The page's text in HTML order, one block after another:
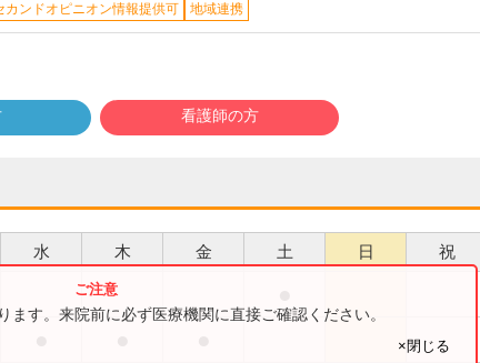
カンドオピニオン情報提供可 地域連携
看護師の方
水 木 金 土 日 祝
す。来院前に必ず医療機関に直接ご確認ください。
×閉じる